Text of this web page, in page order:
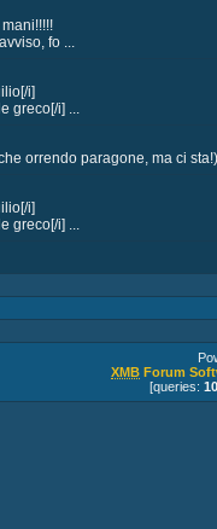
fo ...
i]
greco[/i] ...
orrendo paragone, ma ci
i]
greco[/i] ...
XMB Forum
[queries: 10